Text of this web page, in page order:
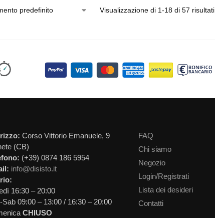
Visualizzazione di 1-18 di 57 risultati
Corso Vittorio Emanuele, 9
(CB)
(+39) 0874 186 5954
info@disisto.it
16:30 – 20:00
Sab 09:00 – 13:00 / 16:30 – 20:00
CHIUSO
FAQ
Chi siamo
Negozio
Login/Registrati
Lista dei desideri
Contatti